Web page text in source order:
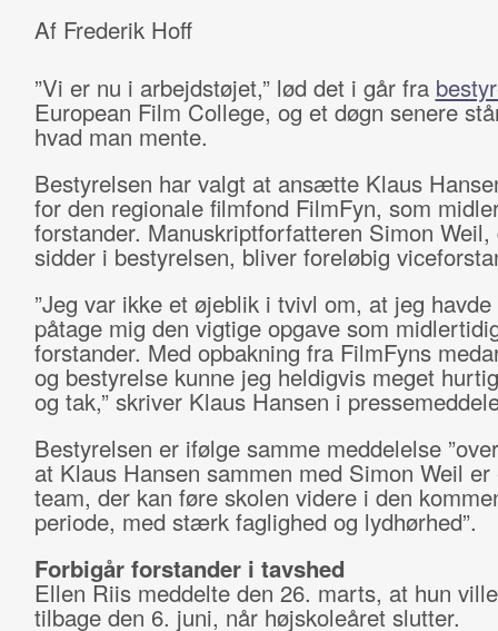
Af Frederik Hoff
”Vi er nu i arbejdstøjet,” lød det i går fra
European Film College, og et døgn senere
hvad man mente.
Bestyrelsen har valgt at ansætte Klaus
for den regionale filmfond FilmFyn, som
forstander. Manuskriptforfatteren Simon Weil,
sidder i bestyrelsen, bliver foreløbig
”Jeg var ikke et øjeblik i tvivl om, at jeg
påtage mig den vigtige opgave som
forstander. Med opbakning fra FilmFyns
og bestyrelse kunne jeg heldigvis meget
og tak,” skriver Klaus Hansen i
Bestyrelsen er ifølge samme meddelelse
at Klaus Hansen sammen med Simon Weil er
team, der kan føre skolen videre i den
periode, med stærk faglighed og lydhørhed”.
Forbigår forstander i tavshed
Ellen Riis meddelte den 26. marts, at hun
tilbage den 6. juni, når højskoleåret slutter.